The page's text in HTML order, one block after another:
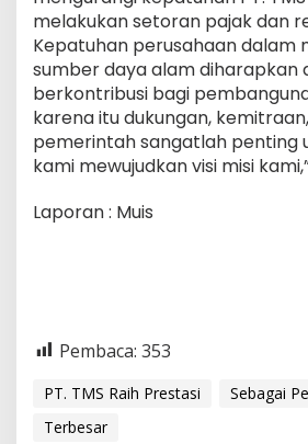
melakukan setoran pajak dan
Kepatuhan perusahaan dalam
sumber daya alam diharapkan
berkontribusi bagi
karena itu dukungan,
pemerintah sangatlah penting
kami mewujudkan visi misi
Laporan : Muis
Pembaca: 353
PT. TMS Raih Prestasi
Sebagai
Terbesar